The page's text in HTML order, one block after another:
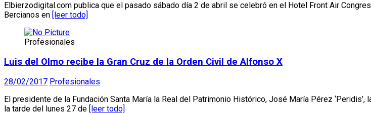
Elbierzodigital.com publica que el pasado sábado día 2 de abril se celebró en el Hotel Front Air
Bercianos en [leer todo]
Profesionales
Luis del Olmo recibe la Gran Cruz de la Orden Civil de Alfonso X
28/02/2017 Profesionales
El presidente de la Fundación Santa María la Real del Patrimonio Histórico, José María Pérez
la tarde del lunes 27 de [leer todo]